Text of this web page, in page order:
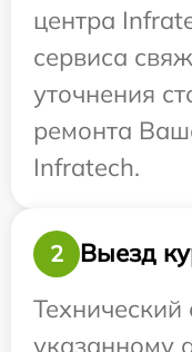
центра
сервиса
уточнения
ремонта
Infratech.
2
Выезд
Технический
указанному